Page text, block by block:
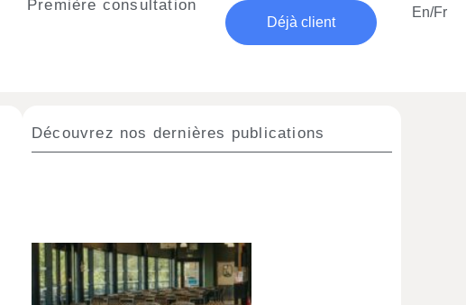
Première consultation
Déjà client
En/Fr
Découvrez nos dernières publications